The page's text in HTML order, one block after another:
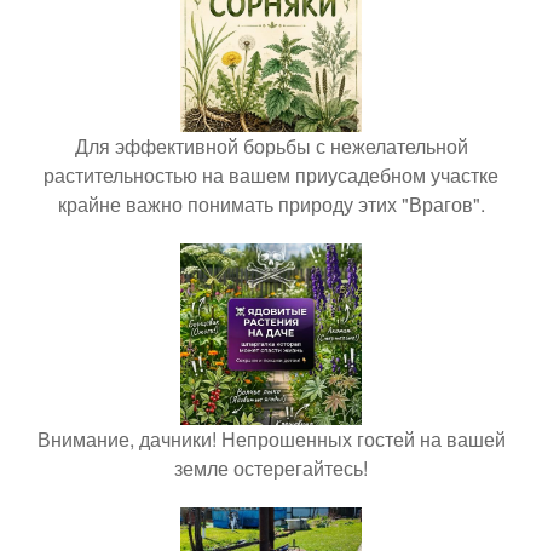
Для эффективной борьбы с нежелательной
растительностью на вашем приусадебном участке
крайне важно понимать природу этих "Врагов".
Внимание, дачники! Непрошенных гостей на вашей
земле остерегайтесь!